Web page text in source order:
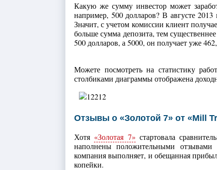
Какую же сумму инвестор может
например, 500 долларов? В августе 2013
Значит, с учетом комиссии клиент
больше сумма депозита, тем
500 долларов, а 5000, он получает уже
Можете посмотреть на статистику
столбиками диаграммы отображена
Отзывы о «Золотой 7» от «Mill
Хотя «Золотая 7» стартовала
наполнены положительными отзывами
компания выполняет, и обещанная
копейки.